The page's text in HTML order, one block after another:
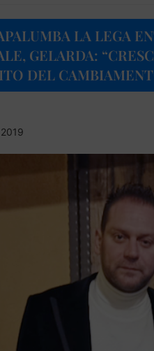
LA LEGA
GELARDA:
DEL